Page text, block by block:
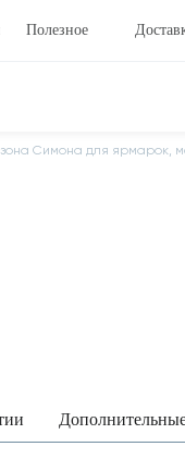
Полезное
Симона для ярмарок,